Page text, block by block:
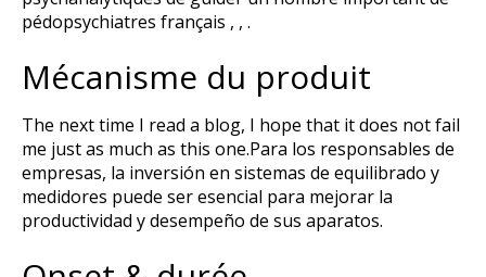
pédopsychiatres français , , .
Mécanisme du produit
The next time I read a blog, I hope that it does not fail
me just as much as this one.Para los responsables de
empresas, la inversión en sistemas de equilibrado y
medidores puede ser esencial para mejorar la
productividad y desempeño de sus aparatos.